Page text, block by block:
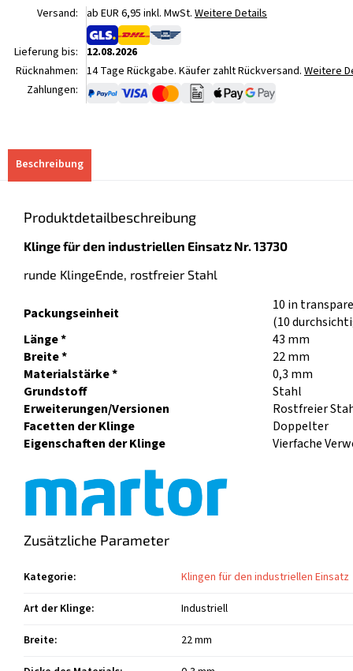
Versand: ab EUR 6,95 inkl. MwSt. Weitere Details
Lieferung bis:
12.08.2026
Rücknahmen: 14 Tage Rückgabe. Käufer zahlt Rückversand. Weitere
Zahlungen:
Beschreibung
Produktdetailbeschreibung
Klinge für den industriellen Einsatz Nr. 13730
runde KlingeEnde, rostfreier Stahl
Packungseinheit
10 in
(10
Länge *
43 mm
Breite *
22 mm
Materialstärke *
0,3 mm
Grundstoff
Stahl
Erweiterungen/Versionen
Rostfreier
Facetten der Klinge
Doppelter
Eigenschaften der Klinge
Vierfache
Zusätzliche Parameter
Kategorie:
Klingen für den industriellen Einsatz
Art der Klinge:
Industriell
Breite:
22 mm